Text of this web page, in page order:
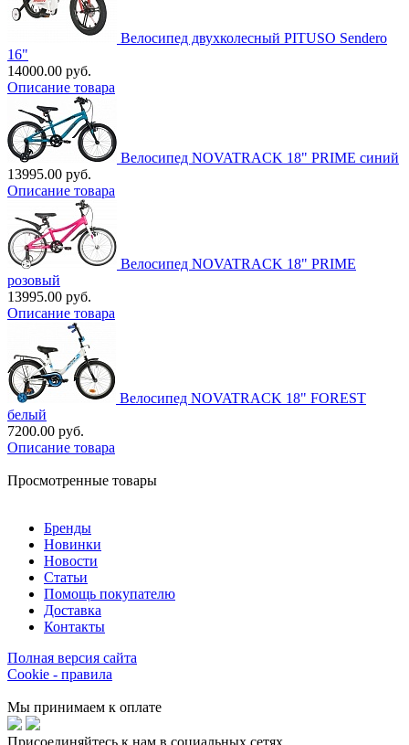
Велосипед двухколесный PITUSO Sendero
16"
14000.00 руб.
Описание товара
Велосипед NOVATRACK 18" PRIME синий
13995.00 руб.
Описание товара
Велосипед NOVATRACK 18" PRIME
розовый
13995.00 руб.
Описание товара
Велосипед NOVATRACK 18" FOREST
белый
7200.00 руб.
Описание товара
Просмотренные товары
Бренды
Новинки
Новости
Статьи
Помощь покупателю
Доставка
Контакты
Полная версия сайта
Cookie - правила
Мы принимаем к оплате
Присоединяйтесь к нам в социальных сетях